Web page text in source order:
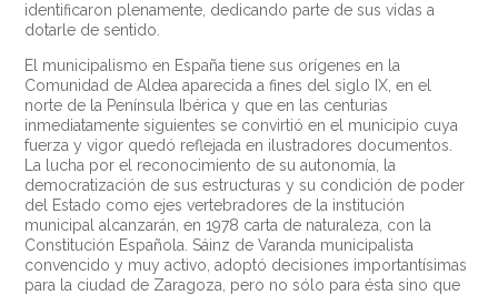
identificaron plenamente, dedicando parte de sus vidas a
dotarle de sentido.
El municipalismo en España tiene sus orígenes en la
Comunidad de Aldea aparecida a fines del siglo IX, en el
norte de la Península Ibérica y que en las centurias
inmediatamente siguientes se convirtió en el municipio cuya
fuerza y vigor quedó reflejada en ilustradores documentos.
La lucha por el reconocimiento de su autonomía, la
democratización de sus estructuras y su condición de poder
del Estado como ejes vertebradores de la institución
municipal alcanzarán, en 1978 carta de naturaleza, con la
Constitución Española. Sáinz de Varanda municipalista
convencido y muy activo, adoptó decisiones importantísimas
para la ciudad de Zaragoza, pero no sólo para ésta sino que